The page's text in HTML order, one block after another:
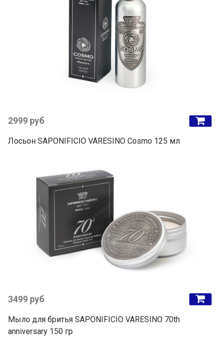
2999 руб
Лосьон SAPONIFICIO VARESINO Cosmo 125 мл
3499 руб
Мыло для бритья SAPONIFICIO VARESINO 70th
anniversary 150 гр